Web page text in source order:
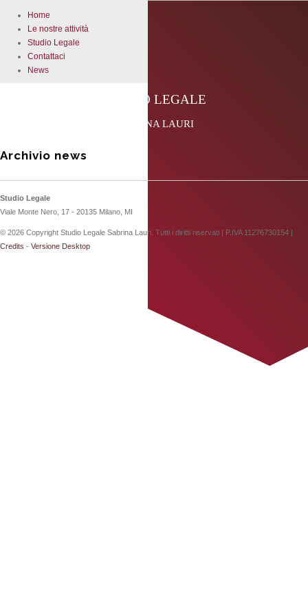
Home
Le nostre attività
Studio Legale
Contattaci
News
STUDIO LEGALE
SABRINA LAURI
Archivio news
Studio Legale
Viale Monte Nero, 17 - 20135 Milano MI
© 2026 Copyright Studio Legale Sabrina Lauri. Tutti i diritti riservati | P.IVA 11276730154 |
Credits - Versione Desktop